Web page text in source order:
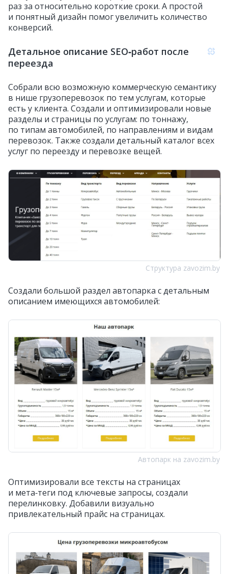
раз за относительно короткие сроки. А простой
и понятный дизайн помог увеличить количество
конверсий.
Детальное описание SEO‑работ после
переезда
Собрали всю возможную коммерческую семантику
в нише грузоперевозок по тем услугам, которые
есть у клиента. Создали и оптимизировали новые
разделы и страницы по услугам: по тоннажу,
по типам автомобилей, по направлениям и видам
перевозок. Также создали детальный каталог всех
услуг по переезду и перевозке вещей.
Структура zavozim.by
Создали большой раздел автопарка с детальным
описанием имеющихся автомобилей:
Автопарк на zavozim.by
Оптимизировали все тексты на страницах
и мета‑теги под ключевые запросы, создали
перелинковку. Добавили визуально
привлекательный прайс на страницах.